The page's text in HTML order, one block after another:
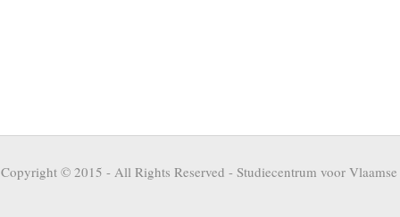
Copyright © 2015 - All Rights Reserved - Studiecentrum voor